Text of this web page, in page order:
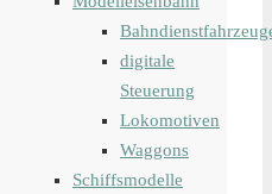
digitale
Steuerung
Lokomotiven
Waggons
Schiffsmodelle